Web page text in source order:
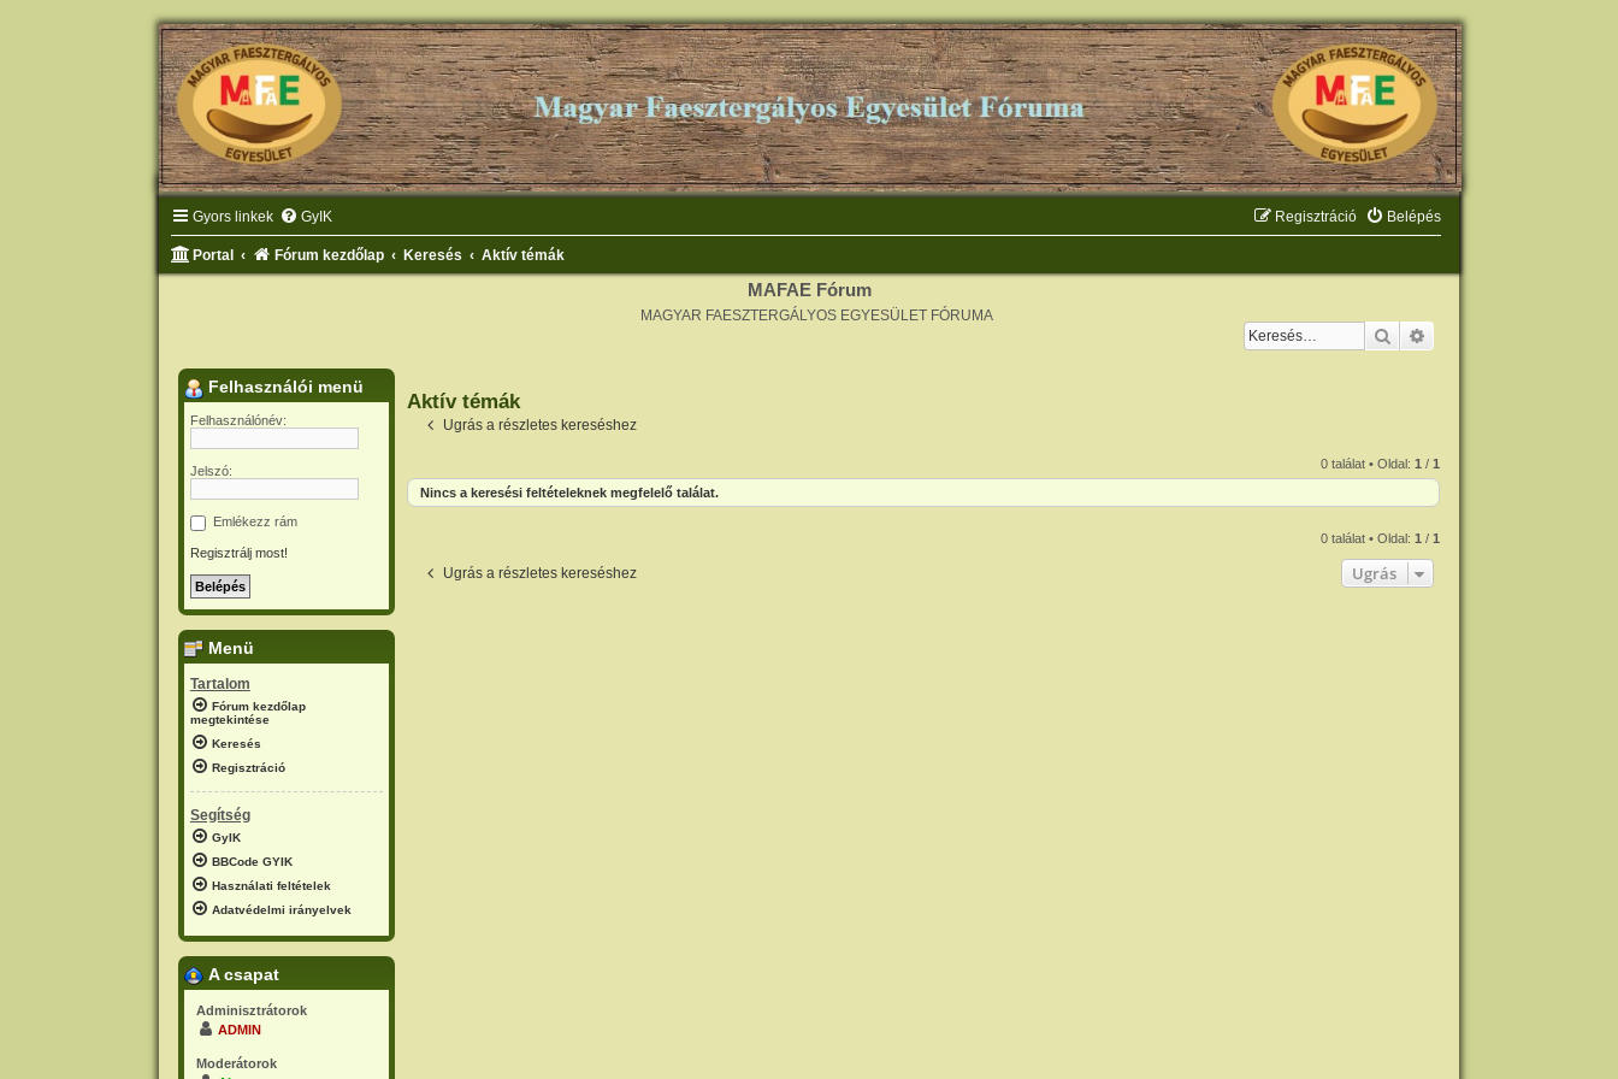
Gyors linkek GyIK Belépés
Regisztráció
Portal Fórum kezdőlap Keresés Aktív témák
MAFAE Fórum
MAGYAR FAESZTERGÁLYOS EGYESÜLET FÓRUMA
Keresés
Aktív témák
Ugrás a részletes kereséshez
0 találat • Oldal:1 /1
Nincs a keresési feltételeknek megfelelő találat.
0 találat • Oldal:1 /1
Ugrás a részletes kereséshez Ugrás
Felhasználói menü
Felhasználónév:
Jelszó:
Emlékezz rám
Regisztrálj most!
Menü
Tartalom
Fórum kezdőlap
megtekintése
Keresés
Regisztráció
Segítség
GyIK
BBCode GYIK
Használati feltételek
Adatvédelmi irányelvek
A csapat
Adminisztrátorok
ADMIN
Moderátorok